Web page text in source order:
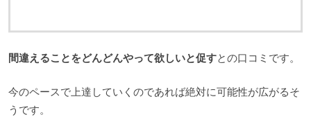
間違えることをどんどんやって欲しいと促すとの口コミです。
今のペースで上達していくのであれば絶対に可能性が広がるそ
うです。